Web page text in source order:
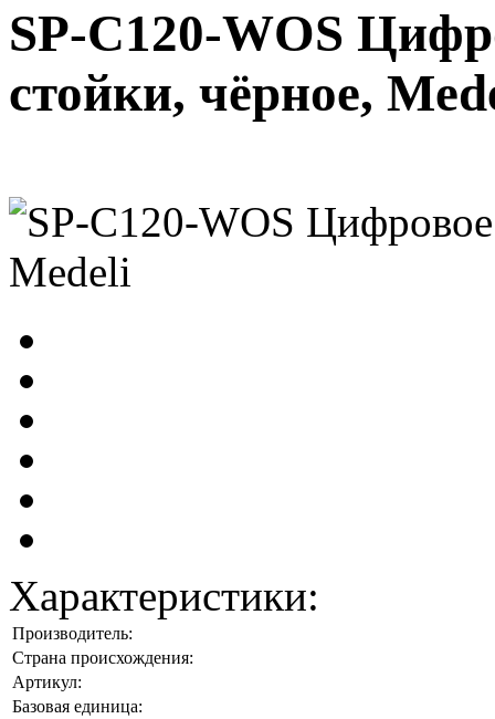
SP-C120-WOS
стойки, чёрное,
Характеристики:
Производитель:
Страна происхождения:
Артикул:
Базовая единица: